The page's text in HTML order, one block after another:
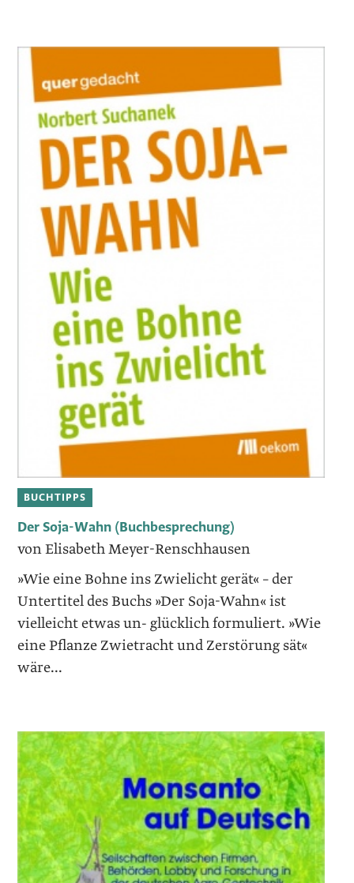
BUCHTIPPS
Der Soja-Wahn (Buchbesprechung)
von Elisabeth Meyer-Renschhausen
»Wie eine Bohne ins Zwielicht gerät« – der
Untertitel des Buchs »Der Soja-Wahn« ist
vielleicht etwas un- glücklich formuliert. »Wie
eine Pflanze Zwietracht und Zerstörung sät«
wäre...